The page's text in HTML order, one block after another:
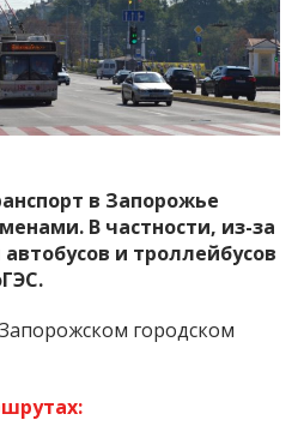
в Запорожье
В частности, из-за
и троллейбусов
городском